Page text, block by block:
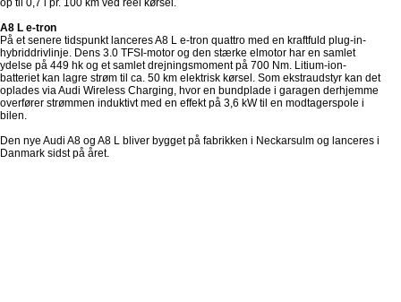
op til 0,7 l pr. 100 km ved reel kørsel.
A8 L e-tron
På et senere tidspunkt lanceres A8 L e-tron quattro med en kraftfuld plug-in-
hybriddrivlinje. Dens 3.0 TFSI-motor og den stærke elmotor har en samlet
ydelse på 449 hk og et samlet drejningsmoment på 700 Nm. Litium-ion-
batteriet kan lagre strøm til ca. 50 km elektrisk kørsel. Som ekstraudstyr kan det
oplades via Audi Wireless Charging, hvor en bundplade i garagen derhjemme
overfører strømmen induktivt med en effekt på 3,6 kW til en modtagerspole i
bilen.
Den nye Audi A8 og A8 L bliver bygget på fabrikken i Neckarsulm og lanceres i
Danmark sidst på året.